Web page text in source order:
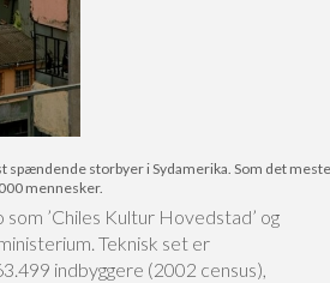
storbyer i Sydamerika. Som det
mennesker.
’Chiles Kultur Hovedstad’ og
Teknisk set er
indbyggere (2002 census),